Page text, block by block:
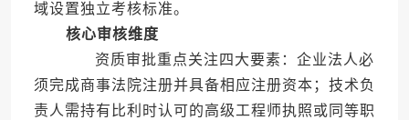
域设置独立考核标准。
核心审核维度
资质审批重点关注四大要素：企业法人必
须完成商事法院注册并具备相应注册资本；技术负
责人需持有比利时认可的高级工程师执照或同等职